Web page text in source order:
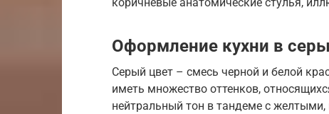
Оформление кухни в
Серый цвет – смесь черной и белой
иметь множество оттенков,
нейтральный тон в тандеме с